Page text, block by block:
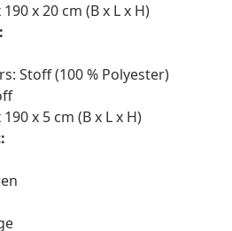
x 20 cm (B x L x H)
Stoff (100 % Polyester)
x 5 cm (B x L x H)